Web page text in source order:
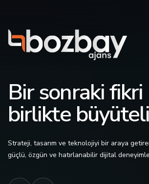
Bir sonraki fikri
birlikte
Strateji, tasarım ve teknolojiyi bir araya
güçlü, özgün ve hatırlanabilir dijital